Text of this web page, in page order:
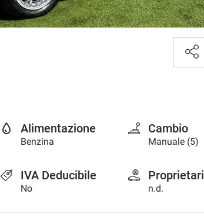
Alimentazione
Benzina
Cambio
Manuale (5)
IVA Deducibile
No
Proprietari
n.d.